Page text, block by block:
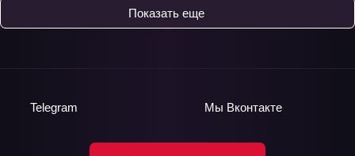
Показать еще
Telegram Мы Вконтакте